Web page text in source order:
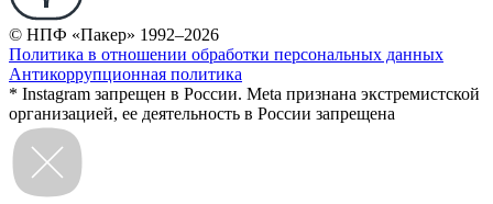
© НПФ «Пакер» 1992–2026
Политика в отношении обработки персональных данных
Антикоррупционная политика
* Instagram запрещен в России. Meta признана экстремистской
организацией, ее деятельность в России запрещена